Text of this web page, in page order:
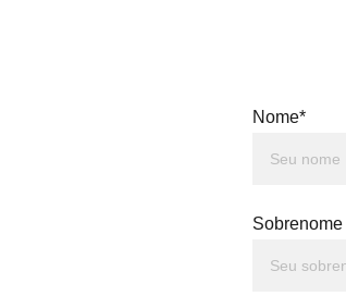
Nome*
Sobrenome